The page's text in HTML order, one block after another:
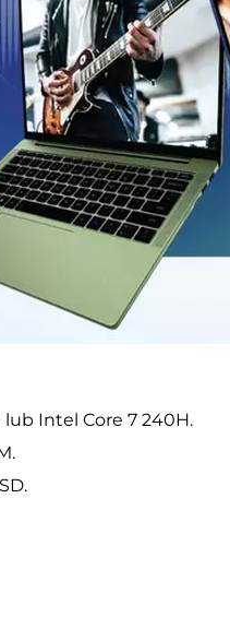
lub Intel Core 7 240H.